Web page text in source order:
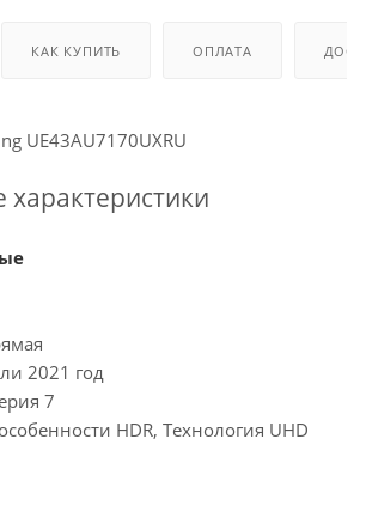
КАК КУПИТЬ ОПЛАТА
UE43AU7170UXRU
характеристики
2021 год
7
HDR, Технология UHD